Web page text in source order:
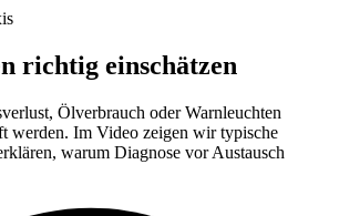
richtig einschätzen
Ölverbrauch oder Warnleuchten
werden. Im Video zeigen wir typische
warum Diagnose vor Austausch